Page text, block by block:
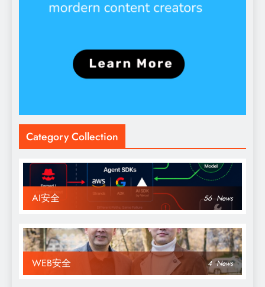
Category Collection
AI安全 56 News
WEB安全 4 News